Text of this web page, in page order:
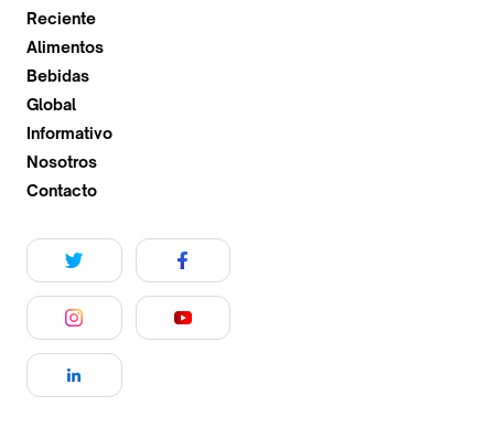
Reciente
Alimentos
Bebidas
Global
Informativo
Nosotros
Contacto